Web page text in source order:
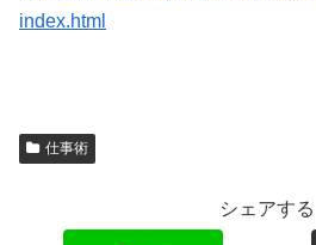
index.html
仕事術
シェアする